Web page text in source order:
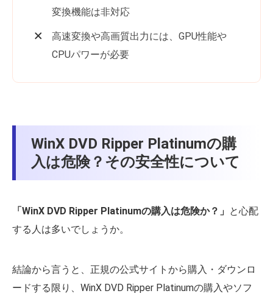
変換機能は非対応
高速変換や高画質出力には、GPU性能や
CPUパワーが必要
WinX DVD Ripper Platinumの購
入は危険？その安全性について
「WinX DVD Ripper Platinumの購入は危険か？」 と心配
する人は多いでしょうか。
結論から言うと、正規の公式サイトから購入・ダウンロ
ードする限り、WinX DVD Ripper Platinumの購入やソフ